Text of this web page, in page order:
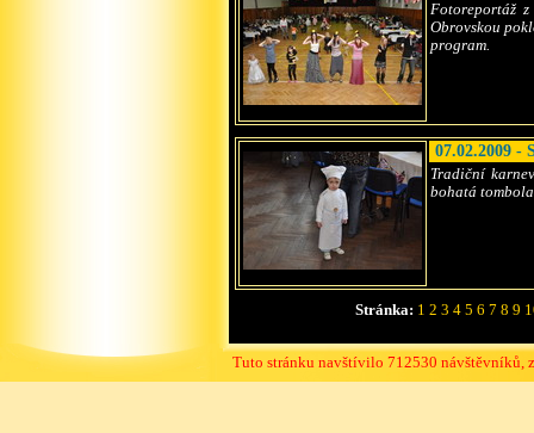
Fotoreportáž z
Obrovskou
program.
07.02.2009 -
Tradiční
bohatá
Stránka: 1 2 3 4 5 6 7 8 9
Tuto stránku navštívilo 712530 návštěvníků,